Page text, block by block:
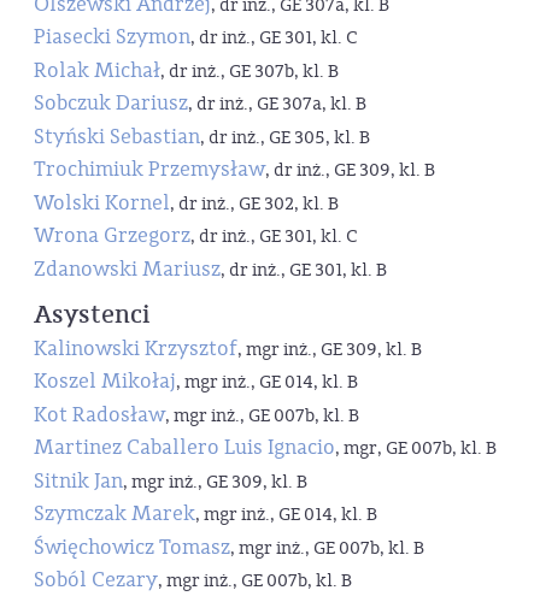
, dr inż., GE 307a, kl. B
Piasecki Szymon, dr inż., GE 301, kl. C
Rolak Michał, dr inż., GE 307b, kl. B
Sobczuk Dariusz, dr inż., GE 307a, kl. B
Styński Sebastian, dr inż., GE 305, kl. B
Trochimiuk Przemysław, dr inż., GE 309, kl. B
Wolski Kornel, dr inż., GE 302, kl. B
Wrona Grzegorz, dr inż., GE 301, kl. C
Zdanowski Mariusz, dr inż., GE 301, kl. B
Asystenci
Kalinowski Krzysztof, mgr inż., GE 309, kl. B
Koszel Mikołaj, mgr inż., GE 014, kl. B
Kot Radosław, mgr inż., GE 007b, kl. B
Martinez Caballero Luis Ignacio, mgr, GE 007b, kl. B
Sitnik Jan, mgr inż., GE 309, kl. B
Szymczak Marek, mgr inż., GE 014, kl. B
Święchowicz Tomasz, mgr inż., GE 007b, kl. B
Soból Cezary, mgr inż., GE 007b, kl. B